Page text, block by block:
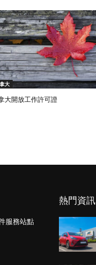
大
大開放工作許可證
服務站點
熱門資訊